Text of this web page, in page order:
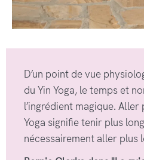
D’un point de vue
du Yin Yoga, le temps et
l’ingrédient magique. Aller
Yoga signifie tenir plus
nécessairement aller plus